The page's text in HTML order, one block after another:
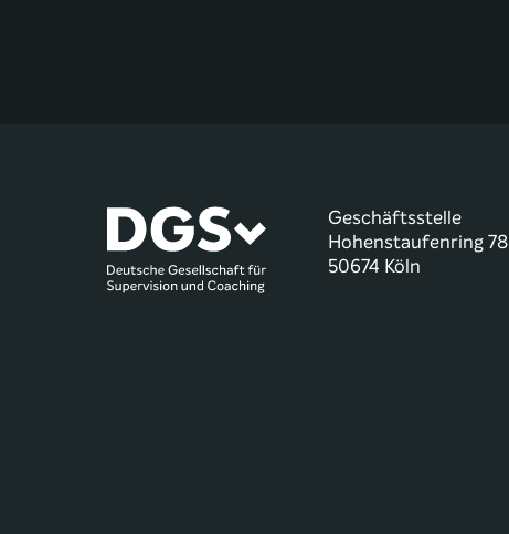
Geschäftsstelle
Hohenstaufenring 78
50674 Köln